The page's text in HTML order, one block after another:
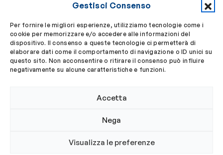
Gestisci Consenso
Per fornire le migliori esperienze, utilizziamo tecnologie come i
cookie per memorizzare e/o accedere alle informazioni del
dispositivo. Il consenso a queste tecnologie ci permetterà di
elaborare dati come il comportamento di navigazione o ID unici su
questo sito. Non acconsentire o ritirare il consenso può influire
negativamente su alcune caratteristiche e funzioni.
Accetta
Nega
Visualizza le preferenze
Segui OBLA su Accedi a My OBLA
Cookie policy